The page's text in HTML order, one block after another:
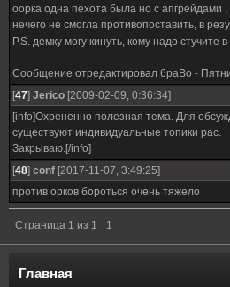
оорка одна пехота была но с апгрейдами
нечего не смогла противопоставить, в
P.S. демку могу кинуть, кому надо стучите
Сообщение отредактировал 6paBo -
[47] Jerico [2009-02-09, 0:36:34]
[info]Охрененно полезная тема. Для
существуют индивидуальные топики рас.
Закрываю.[/info]
[48] conf [2017-11-07, 3:49:25]
против орков бороться очень тяжело
Страница 1 из 1 1
Главная